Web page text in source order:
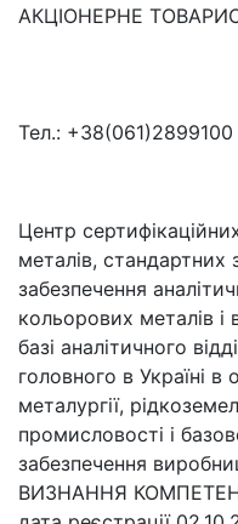
АКЦІОНЕРНЕ
Тел.: +38(061)2899100
Центр
металів, стандартних
забезпечення
кольорових металів і
базі аналітичного
головного в Україні в
металургії,
промисловості і
забезпечення
ВИЗНАННЯ